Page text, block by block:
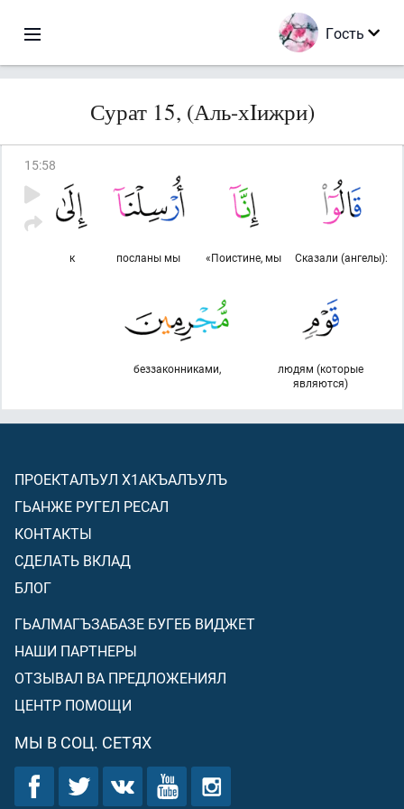
Гость
Сурат 15, (Аль-хIижри)
15:58
Сказали (ангелы):
«Поистине, мы
посланы мы
к
людям (которые
являются)
беззаконниками,
ПРОЕКТАЛЪУЛ Х1АКЪАЛЪУЛЪ
ГЬАНЖЕ РУГЕЛ РЕСАЛ
КОНТАКТЫ
СДЕЛАТЬ ВКЛАД
БЛОГ
ГЬАЛМАГЪЗАБАЗЕ БУГЕБ ВИДЖЕТ
НАШИ ПАРТНЕРЫ
ОТЗЫВАЛ ВА ПРЕДЛОЖЕНИЯЛ
ЦЕНТР ПОМОЩИ
МЫ В СОЦ. СЕТЯХ